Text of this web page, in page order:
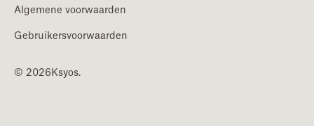
© 2026 Ksyos.
Algemene voorwaarden
Gebruikersvoorwaarden